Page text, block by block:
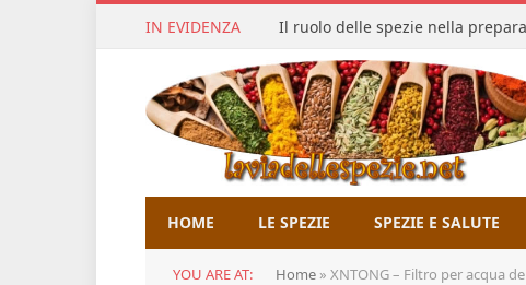
IN EVIDENZA Il ruolo delle spezie nella
HOME LE SPEZIE SPEZIE E SALUTE
YOU ARE AT: Home » XNTONG – Filtro per acqua del